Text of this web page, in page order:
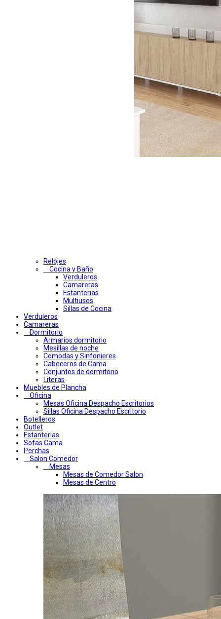
Relojes
Cocina y Baño
Verduleros
Camareras
Estanterias
Multiusos
Sillas de Cocina
Verduleros
Camareras
Dormitorio
Armarios dormitorio
Mesillas de noche
Comodas y Sinfonieres
Cabeceros de Cama
Conjuntos de dormitorio
Literas
Muebles de Plancha
Oficina
Mesas Oficina Despacho Escritorios
Sillas Oficina Despacho Escritorio
Botelleros
Outlet
Estanterias
Sofas Cama
Perchas
Salon Comedor
Mesas
Mesas de Comedor Salon
Mesas de Centro